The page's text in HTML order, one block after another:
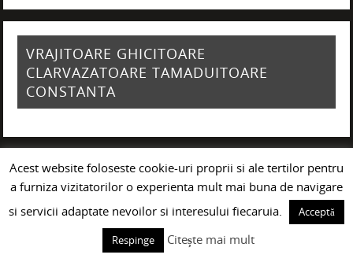
VRAJITOARE GHICITOARE
CLARVAZATOARE TAMADUITOARE
CONSTANTA
Acest website foloseste cookie-uri proprii si ale tertilor pentru
a furniza vizitatorilor o experienta mult mai buna de navigare
si servicii adaptate nevoilor si interesului fiecaruia.
Acceptă
Respinge
Citește mai mult